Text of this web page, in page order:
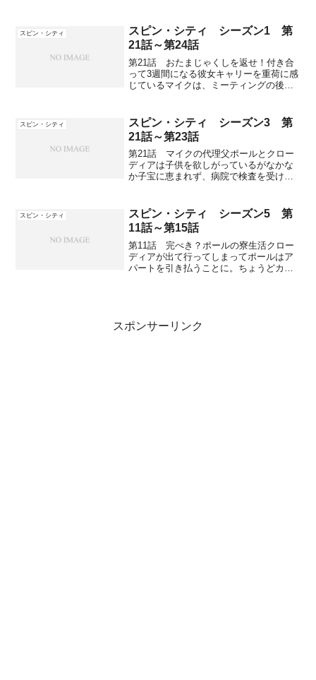
を飛び出してしまう。祖母ソフィアはマ
イクがそそのかしたと思...
スピン・シティ
スピン・シティ シーズン1 第
21話～第24話
第21話 おたまじゃくしを返せ！付き合
って3週間になる彼女キャリーを重荷に感
じているマイクは、ミーティングの後に
別れを切り出そうとキャリーのアパート
へ行くが、彼女はマイ...
スピン・シティ
スピン・シティ シーズン3 第
21話～第23話
第21話 マイクの代理父ポールとクロー
ディアは子供を欲しがっているがなかな
か子宝に恵まれず、病院で検査を受けた
ているマイクに、たまには「イエス」と
言ってスタッフの頼みを聞...
スピン・シティ
スピン・シティ シーズン5 第
11話～第15話
第11話 完ぺき？ポールの寮生活クロー
ディアが出て行ってしまってポールはア
パートを引き払うことに。ちょうどカー
スポンサーリンク